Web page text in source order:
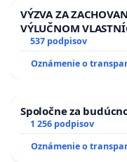
VÝZVA ZA
VÝLUČNOM
SLOVENSKEJ
zanedbaného
kanálov na
537 podpisov
Oznámenie o
Spoločne za
1 256 podpisov
Oznámenie o